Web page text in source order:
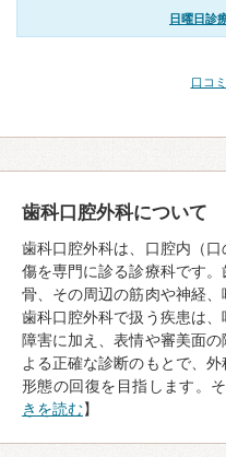
日曜日診
口コ
歯科口腔外科について
歯科口腔外科は、口腔内（
傷を専門に診る診療科です
骨、その周辺の筋肉や神経、
歯科口腔外科で扱う疾患は
障害に加え、表情や審美面
よる正確な診断のもとで、
形態の回復を目指します。
きを読む】